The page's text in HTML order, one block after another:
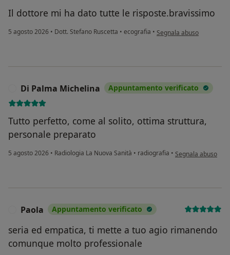
Il dottore mi ha dato tutte le risposte.bravissimo
5 agosto 2026 • Dott. Stefano Ruscetta • ecografia • secondo l'opinione
Segnala abuso
Di Palma Michelina Appuntamento verificato
Tutto perfetto, come al solito, ottima struttura,
personale preparato
5 agosto 2026 • Radiologia La Nuova Sanità • radiografia • secondo
Segnala abuso
Paola Appuntamento verificato
seria ed empatica, ti mette a tuo agio rimanendo
comunque molto professionale